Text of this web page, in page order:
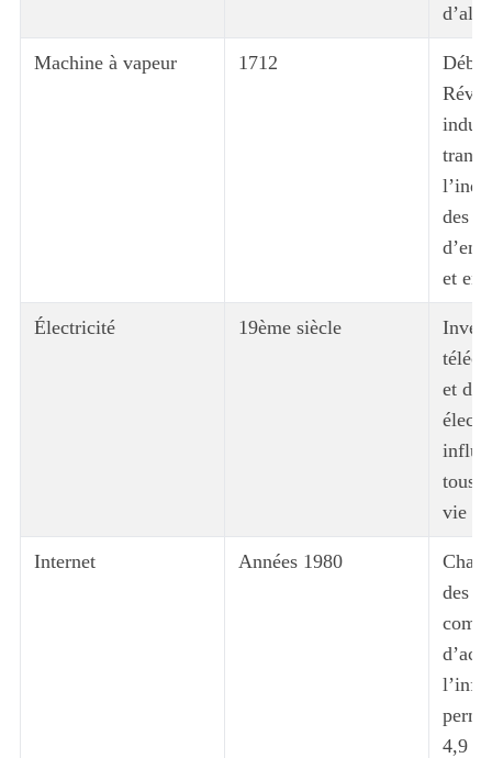
Machine à vapeur 1712
des
et en
Électricité 19ème siècle
et
tous
vie
Internet Années 1980
des
4,9